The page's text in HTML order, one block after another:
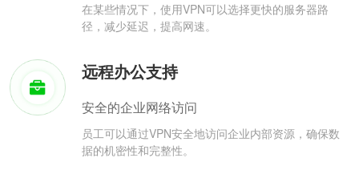
在某些情况下，使用VPN可以选择更快的服务器路
径，减少延迟，提高网速。
远程办公支持
安全的企业网络访问
员工可以通过VPN安全地访问企业内部资源，确保数
据的机密性和完整性。